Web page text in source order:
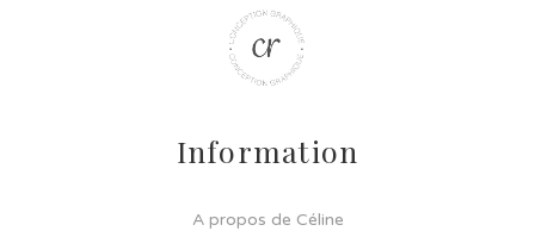
Information
A propos de Céline